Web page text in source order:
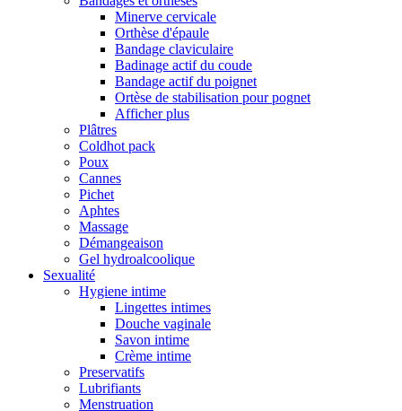
Minerve cervicale
Orthèse d'épaule
Bandage claviculaire
Badinage actif du coude
Bandage actif du poignet
Ortèse de stabilisation pour pognet
Afficher plus
Plâtres
Coldhot pack
Poux
Cannes
Pichet
Aphtes
Massage
Démangeaison
Gel hydroalcoolique
Sexualité
Hygiene intime
Lingettes intimes
Douche vaginale
Savon intime
Crème intime
Preservatifs
Lubrifiants
Menstruation